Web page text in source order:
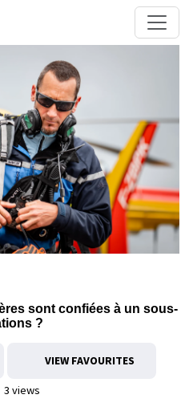
sont confiées à un sous-
?
VIEW FAVOURITES
3 views